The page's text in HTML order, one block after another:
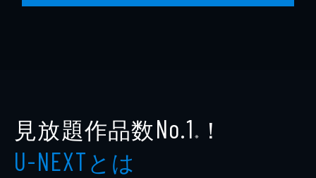
見放題作品数No.1 ※ ！
U-NEXTとは